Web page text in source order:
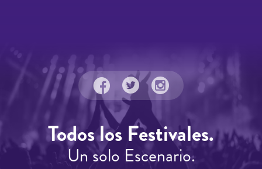
Todos los Festivales.
Un solo Escenario.